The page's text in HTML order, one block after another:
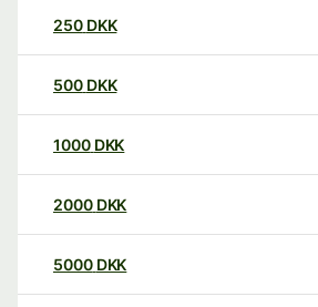
250 DKK
500 DKK
1000 DKK
2000 DKK
5000 DKK